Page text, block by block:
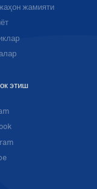
жамияти
этиш